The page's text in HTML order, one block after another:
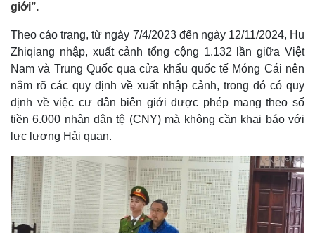
giới’’.
Theo cáo trạng, từ ngày 7/4/2023 đến ngày 12/11/2024, Hu
Zhiqiang nhập, xuất cảnh tổng cộng 1.132 lần giữa Việt
Nam và Trung Quốc qua cửa khẩu quốc tế Móng Cái nên
nắm rõ các quy định về xuất nhập cảnh, trong đó có quy
định về việc cư dân biên giới được phép mang theo số
tiền 6.000 nhân dân tệ (CNY) mà không cần khai báo với
lực lượng Hải quan.